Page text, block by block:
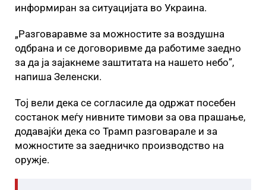
информиран за ситуацијата во Украина.
„Разговаравме за можностите за воздушна
одбрана и се договоривме да работиме заедно
за да ја зајакнеме заштитата на нашето небо”,
напиша Зеленски.
Тој вели дека се согласиле да одржат посебен
состанок меѓу нивните тимови за ова прашање,
додавајќи дека со Трамп разговарале и за
можностите за заедничко производство на
оружје.